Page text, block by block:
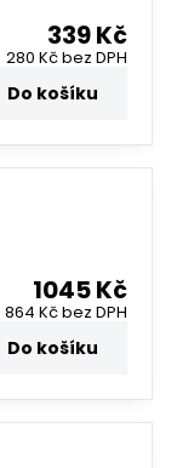
339 Kč
280 Kčbez DPH
Do košíku
1045 Kč
864 Kčbez DPH
Do košíku